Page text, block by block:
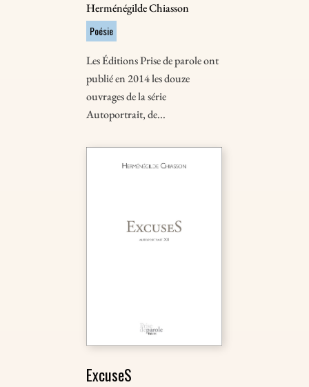
Herménégilde Chiasson
Poésie
Les Éditions Prise de parole ont
publié en 2014 les douze
ouvrages de la série
Autoportrait, de...
ExcuseS